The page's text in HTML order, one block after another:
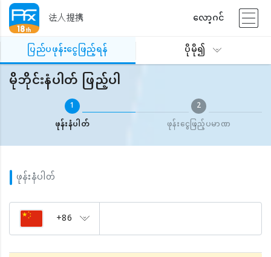
法人提携
လော့ဂင်
ပြည်ပဖုန်းငွေဖြည့်ရန်
ပိုမို၍
ပြည်ပဖုန်းငွေဖြည့်ရန် မိုဘိုင်းနံပါတ် ဖြည့်ပါ
မိုဘိုင်းနံပါတ် ဖြည့်ပါ
1
ဖုန်းနံပါတ်
2
ဖုန်းငွေဖြည့်ပမာဏ
ဖုန်းနံပါတ်
+86